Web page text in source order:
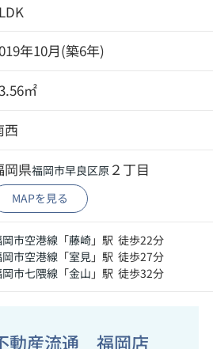
年10月(築6年)
㎡
西
岡県福岡市早良区原 ２丁目
MAPを見る
岡市空港線 「藤崎」駅 徒歩22分
岡市空港線 「室見」駅 徒歩27分
岡市七隈線 「金山 」駅 徒歩32分
動産流通 福岡店